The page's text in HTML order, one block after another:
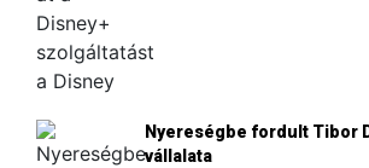
Nyereségbe fordult Tibor
vállalata